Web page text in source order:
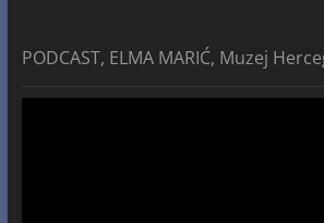
PODCAST, ELMA MARIĆ, Muzej